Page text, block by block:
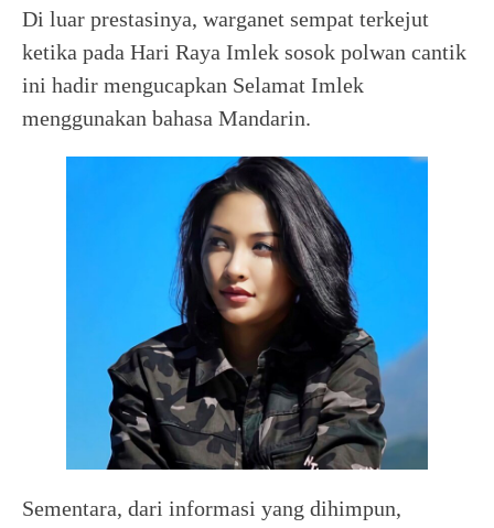
Di luar prestasinya, warganet sempat terkejut
ketika pada Hari Raya Imlek sosok polwan cantik
ini hadir mengucapkan Selamat Imlek
menggunakan bahasa Mandarin.
Sementara, dari informasi yang dihimpun,